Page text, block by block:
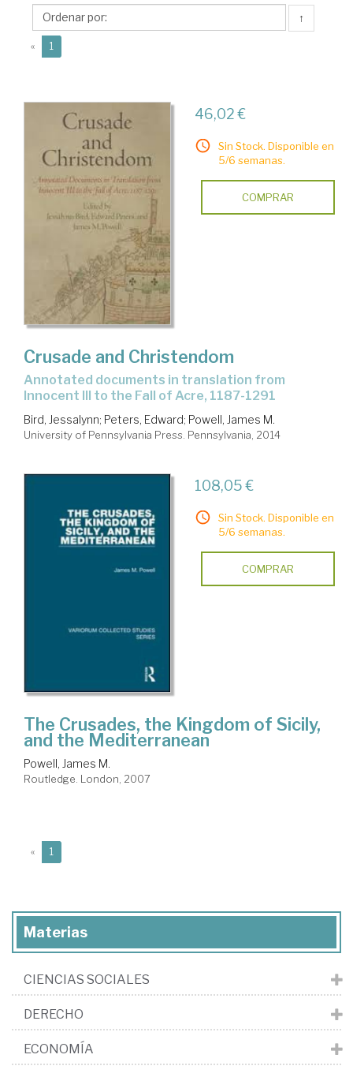
M.
↑
« 1
46,02 €
Sin Stock. Disponible en
5/6 semanas.
COMPRAR
Crusade and Christendom
annotated documents in translation from
Innocent III to the Fall of Acre, 1187-1291
Bird, Jessalynn; Peters, Edward; Powell, James M.
University of Pennsylvania Press. Pennsylvania, 2014
108,05 €
Sin Stock. Disponible en
5/6 semanas.
COMPRAR
The Crusades, the Kingdom of Sicily,
and the Mediterranean
Powell, James M.
Routledge. London, 2007
« 1
Materias
CIENCIAS SOCIALES
DERECHO
ECONOMÍA